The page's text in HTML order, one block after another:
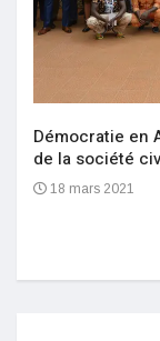
Démocratie en
de la société
18 mars 2021